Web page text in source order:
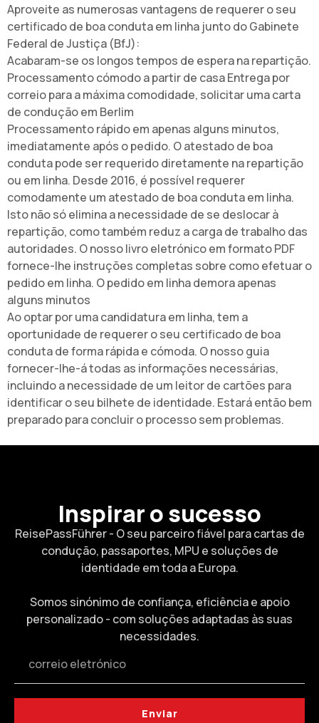
Aproveite as numerosas vantagens de requerer o seu
certificado de boa conduta em linha junto do Gabinete
Federal de Justiça (BfJ):
Acabaram-se os longos tempos de espera na repartição.
Processamento cómodo a partir de casa Entrega por
correio para a máxima comodidade, solicitar uma carta
de condução em Berlim
Processamento rápido em apenas alguns minutos,
imediatamente após o pedido. O atestado de boa
conduta pode ser requerido diretamente na repartição
ou em linha. Desde 2016, é possível requerer
comodamente um atestado de boa conduta em linha.
Isto não só elimina a necessidade de se deslocar à
repartição, como também reduz a carga de trabalho das
autoridades. O nosso livro eletrónico em formato PDF
fornece-lhe instruções completas sobre como efetuar o
pedido em linha. O pedido em linha demora apenas
alguns minutos
Ao optar por uma candidatura em linha, tem a
oportunidade de requerer o seu certificado de boa
conduta de forma rápida e cómoda. O nosso guia
fornecer-lhe-á todas as informações necessárias,
incluindo a necessidade de um leitor de cartões para
identificar o seu bilhete de identidade. Estará então bem
preparado para concluir o processo sem problemas.
Inspirar o sucesso
ReisePassFührer - O seu parceiro fiável para cartas de
condução, passaportes, MPU e soluções de
identidade em toda a Europa.
Somos sinónimo de confiança, eficiência e apoio
personalizado - com soluções adaptadas às suas
necessidades.
Enviar